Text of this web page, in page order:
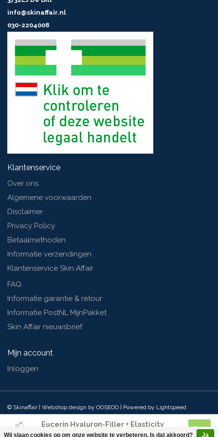
Eucerin Hyaluron-Filler + Elasticity
Oogcontourcreme SPF 20
info@skinaffair.nl
030-2204008
Klantenservice
Over ons
Algemene voorwaarden
Disclaimer
Privacy Policy
Betaalmethoden
Informatie verzendingen
Klantenservice Skin Affair
FAQ
Informatie garantie & retour
Informatie PostNL MijnPakket
Skin Affair nieuwsbrief
Mijn account
Inloggen
© Skinaffair | Webshop design by OOSEOO | Powered by Lightspeed
Wij slaan cookies op om onze website te verbeteren. Is dat akkoord? Ja